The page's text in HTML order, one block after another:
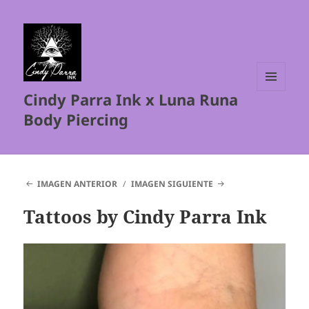
Cindy Parra Ink x Luna Runa
Body Piercing
IMAGEN ANTERIOR IMAGEN SIGUIENTE
Tattoos by Cindy Parra Ink